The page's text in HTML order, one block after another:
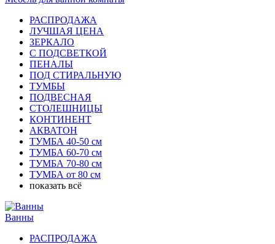
РАСПРОДАЖА
ЛУЧШАЯ ЦЕНА
ЗЕРКАЛО
С ПОДСВЕТКОЙ
ПЕНАЛЫ
ПОД СТИРАЛЬНУЮ
ТУМБЫ
ПОДВЕСНАЯ
СТОЛЕШНИЦЫ
КОНТИНЕНТ
АКВАТОН
ТУМБА 40-50 см
ТУМБА 60-70 см
ТУМБА 70-80 см
ТУМБА от 80 см
показать всё
Ванны
РАСПРОДАЖА